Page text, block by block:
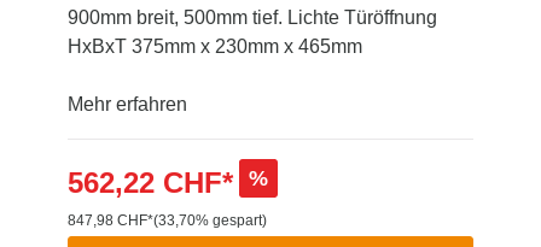
900mm breit, 500mm tief. Lichte Türöffnung
HxBxT 375mm x 230mm x 465mm
Mehr erfahren
562,22 CHF* %
847,98 CHF*(33,70% gespart)